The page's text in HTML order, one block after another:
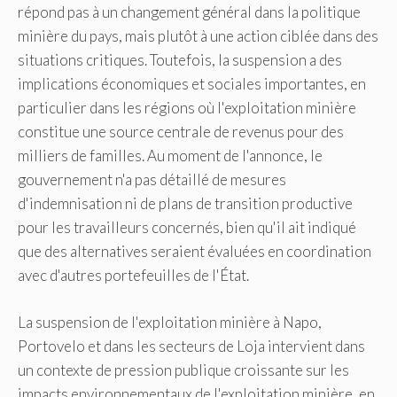
répond pas à un changement général dans la politique
minière du pays, mais plutôt à une action ciblée dans des
situations critiques. Toutefois, la suspension a des
implications économiques et sociales importantes, en
particulier dans les régions où l'exploitation minière
constitue une source centrale de revenus pour des
milliers de familles. Au moment de l'annonce, le
gouvernement n'a pas détaillé de mesures
d'indemnisation ni de plans de transition productive
pour les travailleurs concernés, bien qu'il ait indiqué
que des alternatives seraient évaluées en coordination
avec d'autres portefeuilles de l'État.
La suspension de l'exploitation minière à Napo,
Portovelo et dans les secteurs de Loja intervient dans
un contexte de pression publique croissante sur les